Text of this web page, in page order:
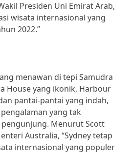
Presiden Uni Emirat Arab,
wisata internasional yang
2022.”
menawan di tepi Samudra
House yang ikonik, Harbour
pantai-pantai yang indah,
yang tak
Menurut Scott
Australia, “Sydney tetap
internasional yang populer